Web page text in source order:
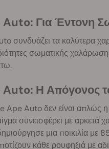
Για Έντονη
συνδυάζει τα καλύτερα
σωματικής
Η Απόγονος
Ape Auto δεν είναι απλώς
συνεισφέρει με αρκετά
μια ποικιλία με
κάθε ρουφηξιά με